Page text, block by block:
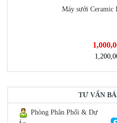
https://dienmayminhan.com/
Máy sưởi Ceramic
TƯ VẤN
Phòng Phân Phối & Dự